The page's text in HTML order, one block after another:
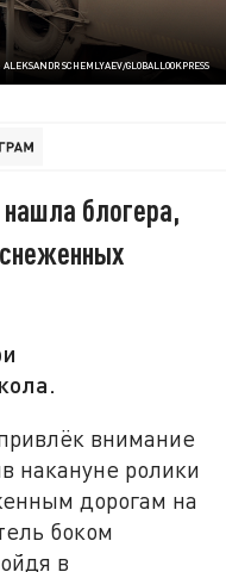
SCHEMLYAEV/GLOBALLOOKPRESS
блогера,
внимание
накануне ролики
дорогам на
боком
в